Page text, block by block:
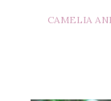
CAMELIA